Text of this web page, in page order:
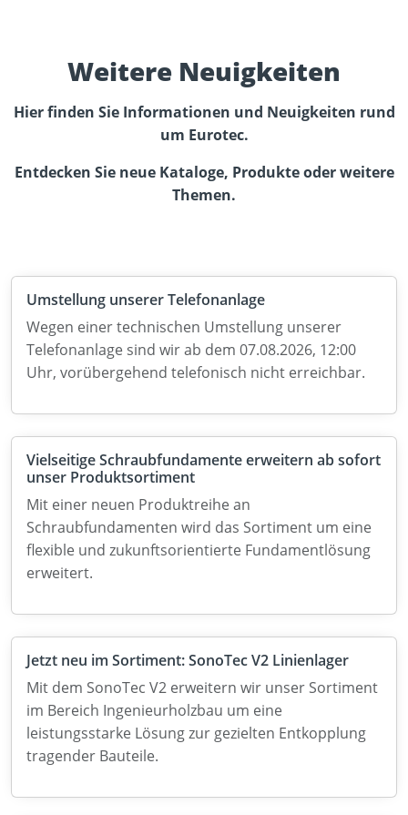
Weitere Neuigkeiten
Hier finden Sie Informationen und Neuigkeiten rund
um Eurotec.
Entdecken Sie neue Kataloge, Produkte oder weitere
Themen.
Umstellung unserer Telefonanlage
Wegen einer technischen Umstellung unserer
Telefonanlage sind wir ab dem 07.08.2026, 12:00
Uhr, vorübergehend telefonisch nicht erreichbar.
Vielseitige Schraubfundamente erweitern ab sofort
unser Produktsortiment
Mit einer neuen Produktreihe an
Schraubfundamenten wird das Sortiment um eine
flexible und zukunftsorientierte Fundamentlösung
erweitert.
Jetzt neu im Sortiment: SonoTec V2 Linienlager
Mit dem SonoTec V2 erweitern wir unser Sortiment
im Bereich Ingenieurholzbau um eine
leistungsstarke Lösung zur gezielten Entkopplung
tragender Bauteile.